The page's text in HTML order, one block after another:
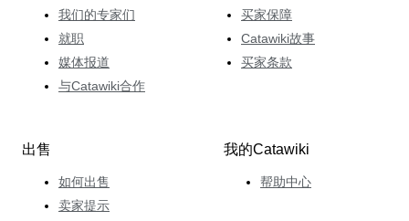
我们的专家们
就职
媒体报道
与Catawiki合作
买家保障
Catawiki故事
买家条款
出售
如何出售
卖家提示
我的Catawiki
帮助中心